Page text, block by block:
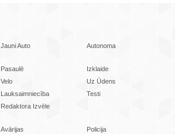
Jauni Auto Autonoma
Pasaulē
Izklaide
Velo
Uz Ūdens
Lauksaimniecība
Testi
Redaktora Izvēle
Avārijas
Policija